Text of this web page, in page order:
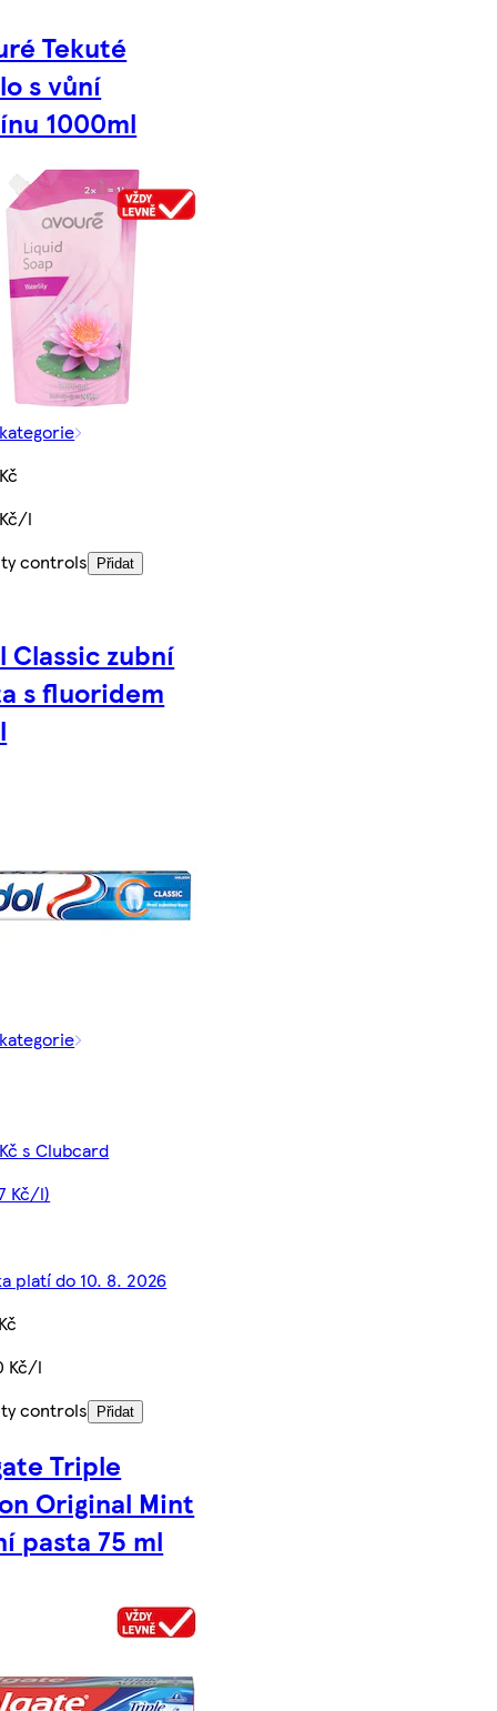
Tekuté
s vůní
1000ml
l
controls
Přidat
Classic zubní
s fluoridem
s Clubcard
Kč/l)
platí do 10. 8. 2026
Kč/l
controls
Přidat
Triple
Original Mint
pasta 75 ml